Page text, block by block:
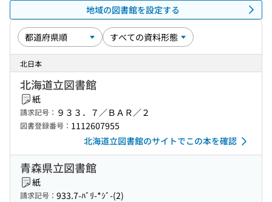
地域の図書館を設定する
北日本
北海道立図書館
紙
請求記号： ９３３．７／ＢＡＲ／２
図書登録番号： 1112607955
北海道立図書館のサイトでこの本を確認
青森県立図書館
紙
請求記号： 933.7-ﾊﾞﾘ-*ｼﾞ-(2)